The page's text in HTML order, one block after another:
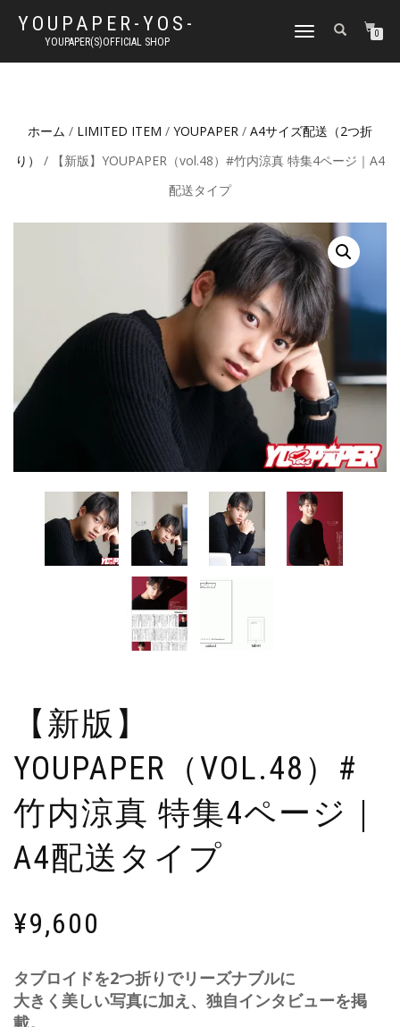
YOUPAPER-YOS-
YOUPAPER(S)OFFICIAL SHOP
ナ
ゲ
ン
り
0
ホーム / LIMITED ITEM / YOUPAPER / A4サイズ配送（2つ折
り）
/ 【新版】YOUPAPER（vol.48）#竹内涼真 特集4ページ｜A4
配送タイプ
【新版】
YOUPAPER（VOL.48）#
竹内涼真 特集4ページ｜
A4配送タイプ
¥9,600
タブロイドを2つ折りでリーズナブルに
大きく美しい写真に加え、独自インタビューを掲
載。